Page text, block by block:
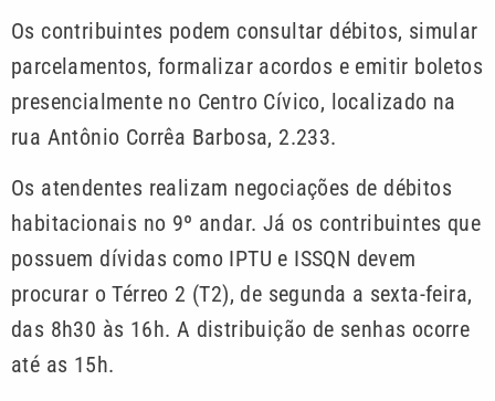
Os contribuintes podem consultar débitos, simular
parcelamentos, formalizar acordos e emitir boletos
presencialmente no Centro Cívico, localizado na
rua Antônio Corrêa Barbosa, 2.233.
Os atendentes realizam negociações de débitos
habitacionais no 9º andar. Já os contribuintes que
possuem dívidas como IPTU e ISSQN devem
procurar o Térreo 2 (T2), de segunda a sexta-feira,
das 8h30 às 16h. A distribuição de senhas ocorre
até as 15h.